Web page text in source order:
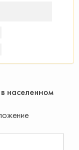
населенном